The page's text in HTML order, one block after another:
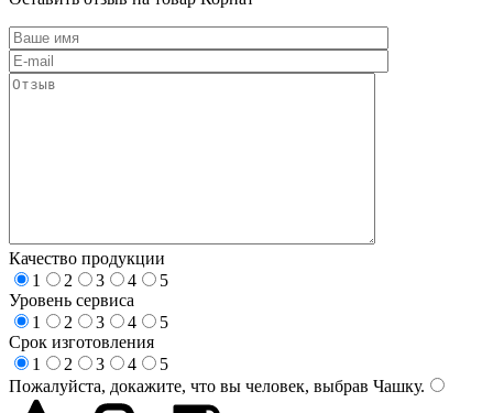
Качество продукции
1
2 3 4
5
Уровень сервиса
1
2 3 4
5
Срок изготовления
1
2 3 4
5
Пожалуйста, докажите, что вы человек, выбрав Чашку.